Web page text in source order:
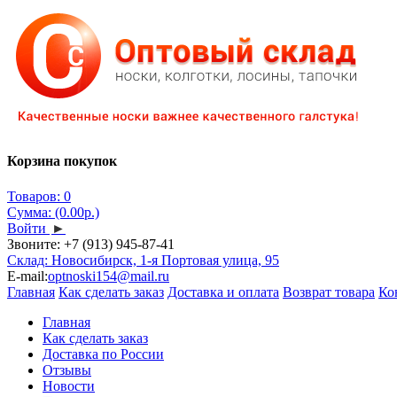
Корзина покупок
Товаров: 0
Сумма: (0.00р.)
Войти ►
Звоните: +7 (913) 945-87-41
Склад: Новосибирск, 1-я Портовая улица, 95
E-mail:optnoski154@mail.ru
Главная Как сделать заказ Доставка и оплата Возврат товара
Главная
Как сделать заказ
Доставка по России
Отзывы
Новости